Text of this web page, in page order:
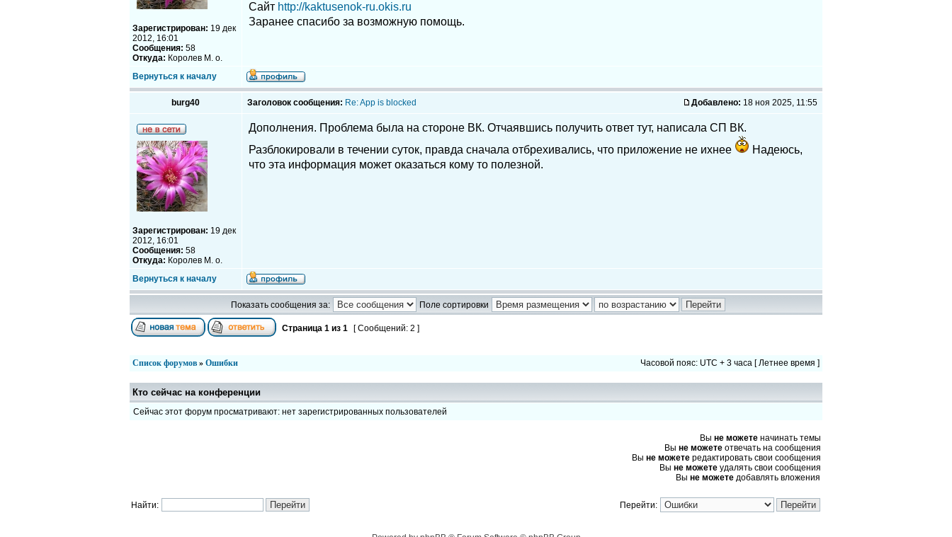
Зарегистрирован: 19 дек
2012, 16:01
Сообщения: 58
Откуда: Королев М. о.
Сайт http://kaktusenok-ru.okis.ru
Заранее спасибо за возможную помощь.
Вернуться к началу
burg40 Заголовок сообщения: Re: App is blocked Добавлено: 18 ноя 2025, 11:55
Зарегистрирован: 19 дек
2012, 16:01
Сообщения: 58
Откуда: Королев М. о.
Дополнения. Проблема была на стороне ВК. Отчаявшись получить ответ тут, написала СП ВК.
Разблокировали в течении суток, правда сначала отбрехивались, что приложение не ихнее
Надеюсь,
что эта информация может оказаться кому то полезной.
Вернуться к началу
Показать сообщения за: Поле сортировки
Страница 1 из 1 [ Сообщений: 2 ]
Список форумов » Ошибки Часовой пояс: UTC + 3 часа [ Летнее время ]
Кто сейчас на конференции
Сейчас этот форум просматривают: нет зарегистрированных пользователей
Вы не можете начинать темы
Вы не можете отвечать на сообщения
Вы не можете редактировать свои сообщения
Вы не можете удалять свои сообщения
Вы не можете добавлять вложения
Найти: Перейти: